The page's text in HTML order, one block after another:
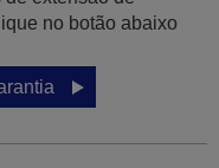
no botão abaixo